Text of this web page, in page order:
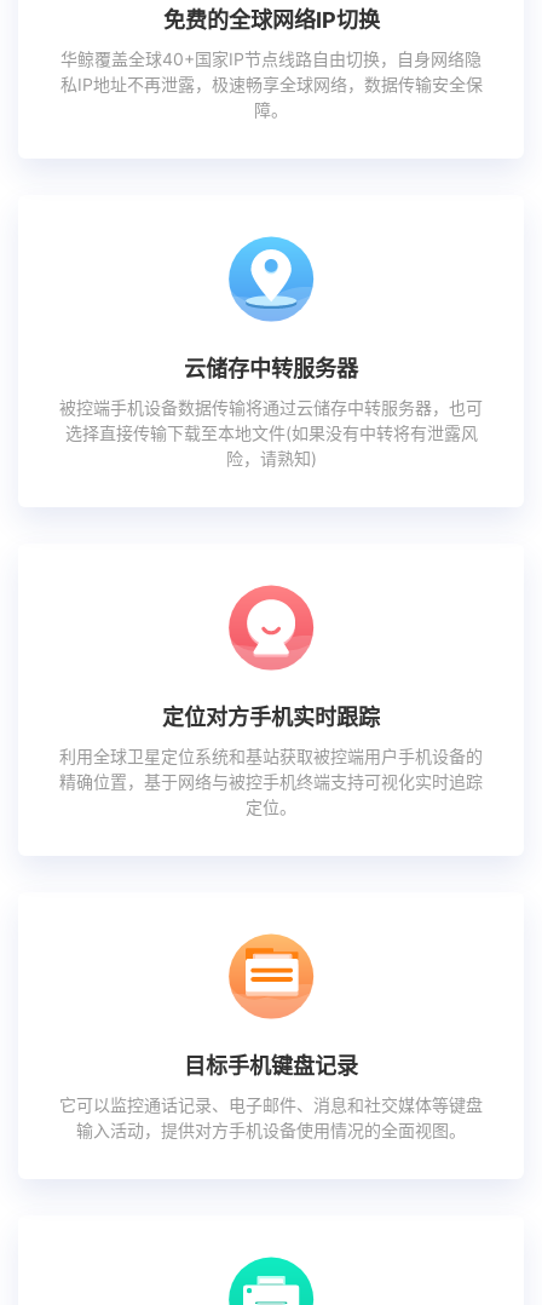
免费的全球网络IP切换
华鲸覆盖全球40+国家IP节点线路自由切换，自身网络隐
私IP地址不再泄露，极速畅享全球网络，数据传输安全保
障。
云储存中转服务器
被控端手机设备数据传输将通过云储存中转服务器，也可
选择直接传输下载至本地文件(如果没有中转将有泄露风
险，请熟知)
定位对方手机实时跟踪
利用全球卫星定位系统和基站获取被控端用户手机设备的
精确位置，基于网络与被控手机终端支持可视化实时追踪
定位。
目标手机键盘记录
它可以监控通话记录、电子邮件、消息和社交媒体等键盘
输入活动，提供对方手机设备使用情况的全面视图。